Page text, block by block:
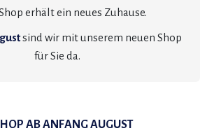
erhält ein neues Zuhause.
sind wir mit unserem neuen Shop
für Sie da.
AB ANFANG AUGUST